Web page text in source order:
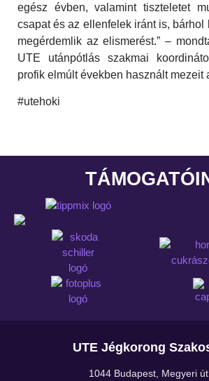
egész évben, valamint tiszteletet
csapat és az ellenfelek iránt is, bárhol
megérdemlik az elismerést.” –
UTE utánpótlás szakmai
profik elmúlt években használt mezeit
#utehoki
UTE Jégkorong
1044 Budapest, Megyeri út